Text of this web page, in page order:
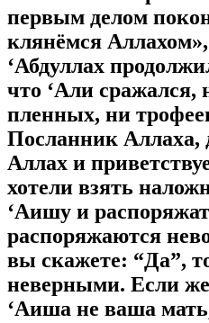
первым делом
клянёмся
‘Абдуллах
что ‘Али сражался,
пленных, ни
Посланник Аллаха,
Аллах и
хотели взять
‘Аишу и
распоряжаются
вы скажете: “Да”,
неверными. Если
‘Аиша не ваша